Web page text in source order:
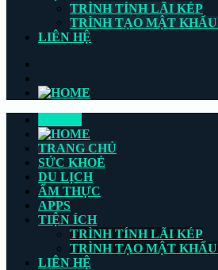
TRÌNH TÍNH LÃI KÉP
TRÌNH TẠO MẬT
LIÊN HỆ
TRANG CHỦ
SỨC KHOẺ
DU LỊCH
ẨM THỰC
APPS
TIỆN ÍCH
TRÌNH TÍNH LÃI KÉP
TRÌNH TẠO MẬT
LIÊN HỆ